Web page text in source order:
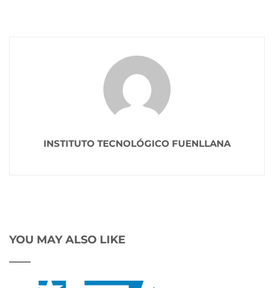
INSTITUTO TECNOLÓGICO FUENLLANA
YOU MAY ALSO LIKE